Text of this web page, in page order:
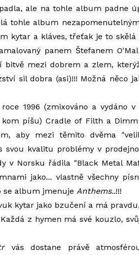
ale na tohle album padne
tohle album
kytar a kláves, třeťak je to
panem Štefanem
bitvě mezi dobrem a zlem,
sil dobra (asi)!!! Možná něco
1996 (zmixováno a vydáno
kom píšu) Cradle of Filth a
aby mezi těmito dvěma
svou kvalitu problémy v
v Norsku řádila "Black Metal
jako... vlastně všechny
se album jmenuje Anthems..!!!
kytar jako bzučení a má
z hymen má své kouzlo,
vás dostane právě